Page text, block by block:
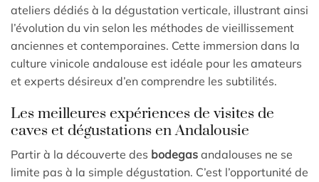
ateliers dédiés à la dégustation verticale, illustrant ainsi
l’évolution du vin selon les méthodes de vieillissement
anciennes et contemporaines. Cette immersion dans la
culture vinicole andalouse est idéale pour les amateurs
et experts désireux d’en comprendre les subtilités.
Les meilleures expériences de visites de
caves et dégustations en Andalousie
Partir à la découverte des bodegas andalouses ne se
limite pas à la simple dégustation. C’est l’opportunité de